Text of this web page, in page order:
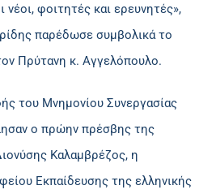
νέοι, φοιτητές και ερευνητές»,
παρέδωσε συμβολικά το
Πρύτανη κ. Αγγελόπουλο.
του Μνημονίου Συνεργασίας
ο πρώην πρέσβης της
Καλαμβρέζος, η
Εκπαίδευσης της ελληνικής